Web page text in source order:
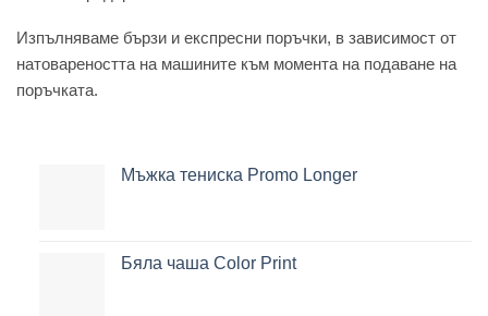
Изпълняваме бързи и експресни поръчки, в зависимост от
натовареността на машините към момента на подаване на
поръчката.
Мъжка тениска Promo Longer
Бяла чаша Color Print